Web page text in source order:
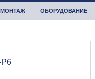
МОНТАЖ ОБОРУДОВАНИЕ